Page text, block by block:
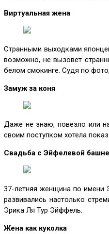
Виртуальная жена
Странными выходками
возможно, не вызовет
белом смокинге. Судя по
Замуж за коня
Даже не знаю, повезло или
своим поступком хотела
Свадьба с Эйфелевой
37-летняя женщина по имени
развивались настолько
Эрика Ля Тур Эйффель.
Жена как куколка